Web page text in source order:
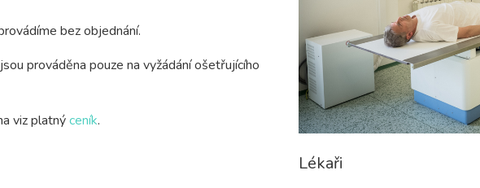
bez objednání.
prováděna pouze na vyžádání ošetřujícího
viz platnýceník.
Lékaři